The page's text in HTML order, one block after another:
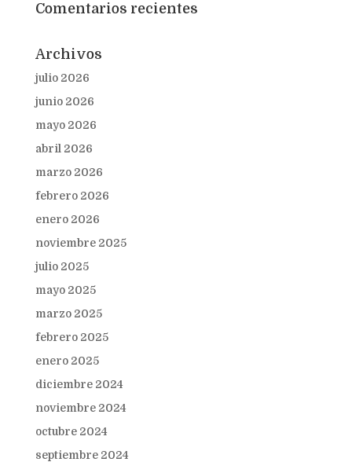
Comentarios recientes
Archivos
julio 2026
junio 2026
mayo 2026
abril 2026
marzo 2026
febrero 2026
enero 2026
noviembre 2025
julio 2025
mayo 2025
marzo 2025
febrero 2025
enero 2025
diciembre 2024
noviembre 2024
octubre 2024
septiembre 2024